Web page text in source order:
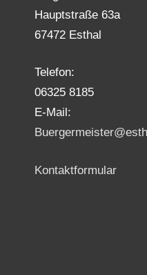
Hauptstraße 63a
67472 Esthal
Telefon:
06325 8185
E-Mail:
Kontaktformular